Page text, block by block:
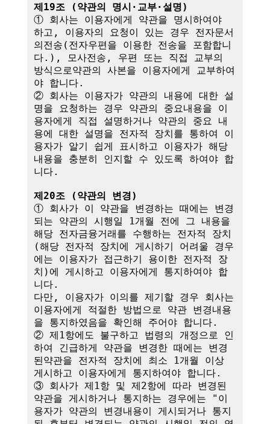
제19조 (약관의 명시·교부·설명)
① 회사는 이용자에게 약관을 명시하여야
하고, 이용자의 요청이 있는 경우 전자문서
의전송(전자우편을 이용한 전송을 포함합니
다.), 모사전송, 우편 또는 직접 교부의
방식으로약관의 사본을 이용자에게 교부하여
야 합니다.
② 회사는 이용자가 약관의 내용에 대한 설
명을 요청하는 경우 약관의 중요내용을 이
용자에게 직접 설명하거나 약관의 중요 내
용에 대한 설명을 전자적 장치를 통하여 이
용자가 알기 쉽게 표시하고 이용자가 해당
내용을 충분히 인지할 수 있도록 하여야 합
니다.
제20조 (약관의 변경)
① 회사가 이 약관을 변경하는 때에는 변경
되는 약관의 시행일 1개월 전에 그 내용을
해당 전자금융거래를 수행하는 전자적 장치
(해당 전자적 장치에 게시하기 어려울 경우
에는 이용자가 접근하기 용이한 전자적 장
치)에 게시하고 이용자에게 통지하여야 합
니다.
다만, 이용자가 이의를 제기할 경우 회사는
이용자에게 적절한 방법으로 약관 변경내용
을 통지하였음을 확인해 주어야 합니다.
② 제1항에도 불구하고 법령의 개정으로 인
하여 긴급하게 약관을 변경한 때에는 변경
된약관을 전자적 장치에 최소 1개월 이상
게시하고 이용자에게 통지하여야 합니다.
③ 회사가 제1항 및 제2항에 따라 변경된
약관을 게시하거나 통지하는 경우에는 "이
용자가 약관의 변경내용이 게시되거나 통지